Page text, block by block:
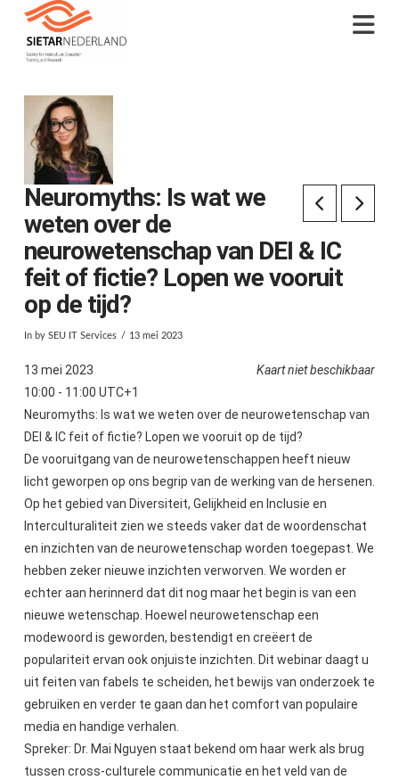
Neuromyths: Is wat we
weten over de
neurowetenschap van DEI & IC
feit of fictie? Lopen we vooruit
op de tijd?
In by SEU IT Services 13 mei 2023
Kaart niet beschikbaar
13 mei 2023
10:00 - 11:00 UTC+1
Neuromyths: Is wat we weten over de neurowetenschap van
DEI & IC feit of fictie? Lopen we vooruit op de tijd?
De vooruitgang van de neurowetenschappen heeft nieuw
licht geworpen op ons begrip van de werking van de hersenen.
Op het gebied van Diversiteit, Gelijkheid en Inclusie en
Interculturaliteit zien we steeds vaker dat de woordenschat
en inzichten van de neurowetenschap worden toegepast. We
hebben zeker nieuwe inzichten verworven. We worden er
echter aan herinnerd dat dit nog maar het begin is van een
nieuwe wetenschap. Hoewel neurowetenschap een
modewoord is geworden, bestendigt en creëert de
populariteit ervan ook onjuiste inzichten. Dit webinar daagt u
uit feiten van fabels te scheiden, het bewijs van onderzoek te
gebruiken en verder te gaan dan het comfort van populaire
media en handige verhalen.
Spreker: Dr. Mai Nguyen staat bekend om haar werk als brug
tussen cross-culturele communicatie en het veld van de